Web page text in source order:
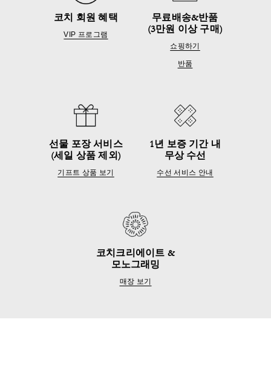
코치 회원 혜택
VIP 프로그램
무료배송&반품
(3만원 이상 구매)
쇼핑하기
반품
선물 포장 서비스
(세일 상품 제외)
기프트 상품 보기
1년 보증 기간 내
무상 수선
수선 서비스 안내
코치크리에이트 &
모노그래밍
매장 보기